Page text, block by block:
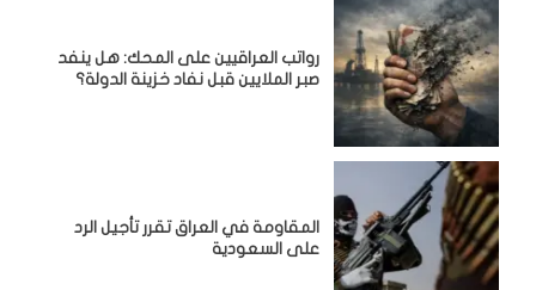
رواتب العراقيين على المحك: هل ينفد
صبر الملايين قبل نفاد خزينة الدولة؟
المقاومة في العراق تقرر تأجيل الرد
على السعودية